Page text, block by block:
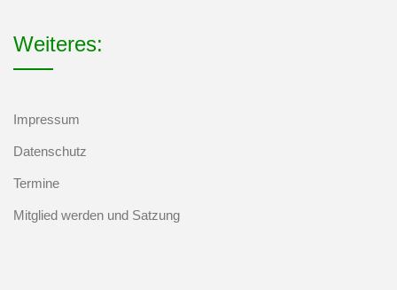
Weiteres:
Impressum
Datenschutz
Termine
Mitglied werden und Satzung